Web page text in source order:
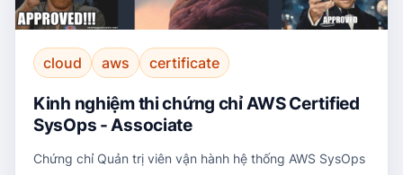
cloud aws certificate
Kinh nghiệm thi chứng chỉ AWS Certified
SysOps - Associate
Chứng chỉ Quản trị viên vận hành hệ thống AWS SysOps